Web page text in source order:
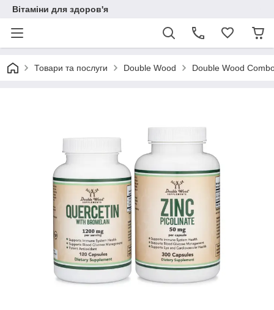
Вітаміни для здоров'я
Товари та послуги Double Wood Double Wood